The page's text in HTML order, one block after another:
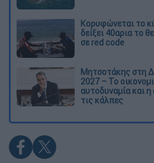
Κορυφώνεται το
δείξει 40αρια το
σε red code
Μητσοτάκης στη
2027 – Το
αυτοδυναμία και
τις κάλπες